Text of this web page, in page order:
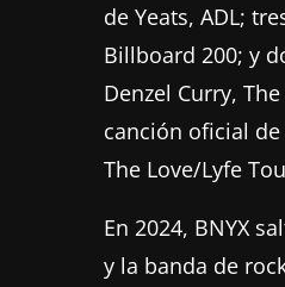
de Yeats, ADL;
Billboard 200; y
Denzel Curry,
canción oficial
The Love/Lyfe
En 2024, BNYX
y la banda de